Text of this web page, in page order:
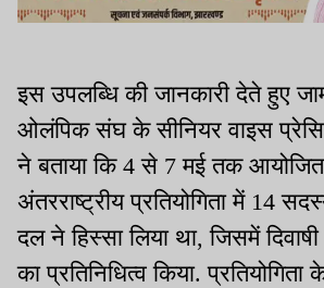
इस उपलब्धि की जानकारी देते हुए
ओलंपिक संघ के सीनियर वाइस
ने बताया कि 4 से 7 मई तक
अंतरराष्ट्रीय प्रतियोगिता में 14
दल ने हिस्सा लिया था, जिसमें
का प्रतिनिधित्व किया.